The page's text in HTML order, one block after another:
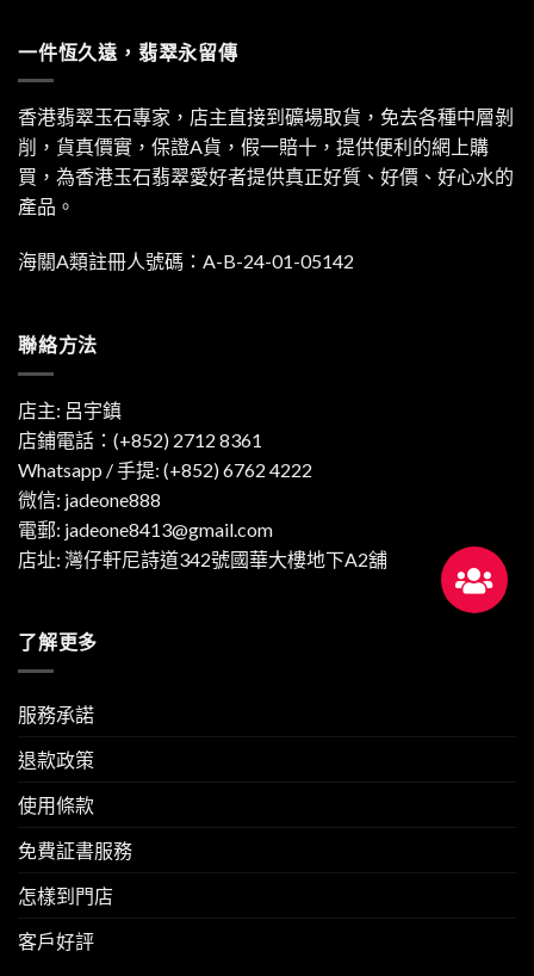
一件恆久遠，翡翠永留傳
香港翡翠玉石專家，店主直接到礦場取貨，免去各種中層剝
削，貨真價實，保證A貨，假一賠十，提供便利的網上購
買，為香港玉石翡翠愛好者提供真正好質、好價、好心水的
產品。
海關A類註冊人號碼：A-B-24-01-05142
聯絡方法
店主: 呂宇鎮
店鋪電話：(+852) 2712 8361
Whatsapp / 手提: (+852) 6762 4222
微信: jadeone888
電郵: jadeone8413@gmail.com
店址: 灣仔軒尼詩道342號國華大樓地下A2舖
了解更多
服務承諾
退款政策
使用條款
免費証書服務
怎樣到門店
客戶好評